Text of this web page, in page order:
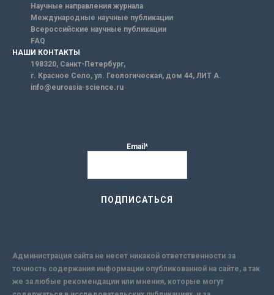
Научные направления журнала
Международные научные публикации
Всероссийские научные публикации
FAQ
НАШИ КОНТАКТЫ
198320, Санкт-Петербург,
г. Красное Село, ул. Геологическая, дом 44, ЛИТ А.
info@euroasia-science.ru
Email*
Администрация сайта не несет никакой ответственности за
точность содержания информации опубликованной на сайте, а так
же за любые рекомендации или мнения, которые могут